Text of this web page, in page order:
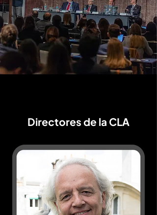
Directores de la CLA